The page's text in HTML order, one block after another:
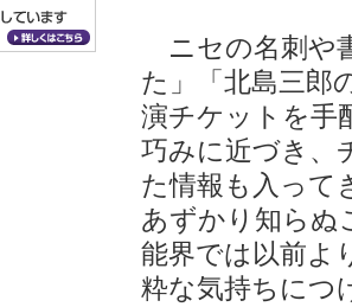
ニセの名刺や
た」「北島三郎
演チケットを手
巧みに近づき、
た情報も入って
あずかり知らぬ
能界では以前よ
粋な気持ちにつ